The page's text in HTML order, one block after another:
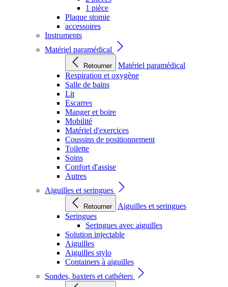
1 pièce
Plaque stomie
accessoires
Instruments
Matériel paramédical
Retourner
Matériel paramédical
Respiration et oxygène
Salle de bains
Lit
Escarres
Manger et boire
Mobilité
Matériel d'exercices
Coussins de positionnement
Toilette
Soins
Confort d'assise
Autres
Aiguilles et seringues
Retourner
Aiguilles et seringues
Seringues
Seringues avec aiguilles
Solution injectable
Aiguilles
Aiguilles stylo
Containers à aiguilles
Sondes, baxters et cathéters